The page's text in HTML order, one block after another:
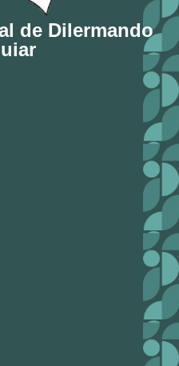
de Dilermando